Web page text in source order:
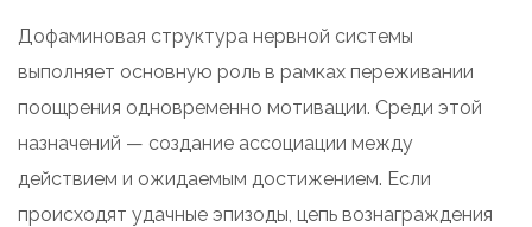
Дофаминовая структура нервной системы
выполняет основную роль в рамках переживании
поощрения одновременно мотивации. Среди этой
назначений — создание ассоциации между
действием и ожидаемым достижением. Если
происходят удачные эпизоды, цепь вознаграждения